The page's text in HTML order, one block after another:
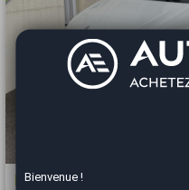
Mercedes Vito
Bienvenue !